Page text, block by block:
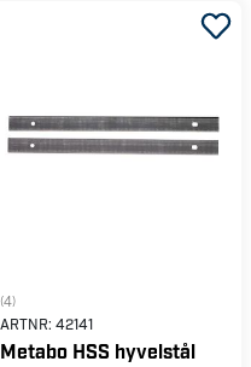
(4)
ARTNR: 42141
Metabo HSS hyvelstål